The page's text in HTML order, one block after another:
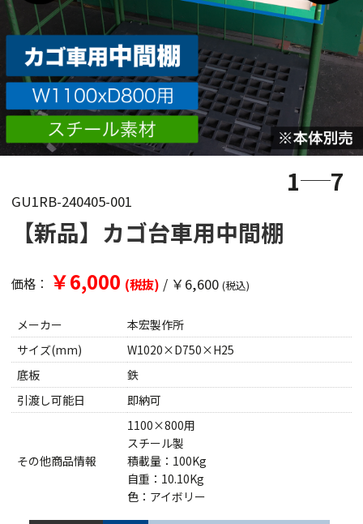
1 7
GU1RB-240405-001
【新品】カゴ台車用中間棚
価格： ￥6,000 (税抜) / ￥6,600 (税込)
メーカー
本宏製作所
サイズ(mm)
W1020×D750×H25
底板
鉄
引渡し可能日
即納可
その他商品情報
1100×800用
スチール製
積載量：100Kg
自重：10.10Kg
色：アイボリー